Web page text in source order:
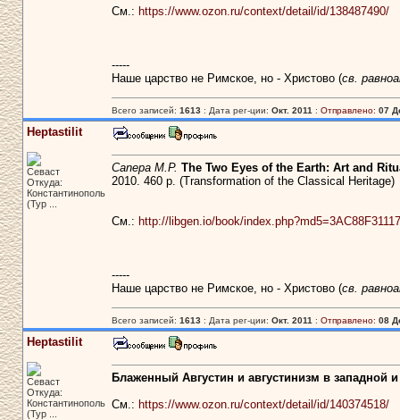
См.: https://www.ozon.ru/context/detail/id/138487490/
-----
Наше царство не Римское, но - Христово (св.
Всего записей: 1613: Дата рег-ции: Окт. 2011 : Отправлено: 07
Heptastilit
Севаст
Откуда:
Константинополь
(Тур ...
Canepa M.P. The Two Eyes of the Earth: Art and
2010. 460 p. (Transformation of the Classical Heritage)
См.: http://libgen.io/book/
-----
Наше царство не Римское, но - Христово (св.
Всего записей: 1613: Дата рег-ции: Окт. 2011 : Отправлено: 08
Heptastilit
Севаст
Откуда:
Константинополь
(Тур ...
Блаженный Августин и августинизм в западной
См.: https://www.ozon.ru/context/detail/id/140374518/